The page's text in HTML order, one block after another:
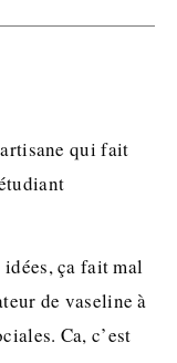
qui fait
ça fait mal
de vaseline à
Ca, c’est